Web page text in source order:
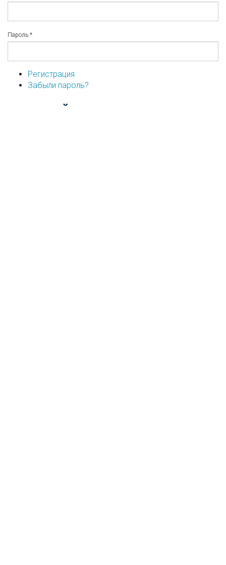
Пароль *
Регистрация
Забыли пароль?
...или войдите используя